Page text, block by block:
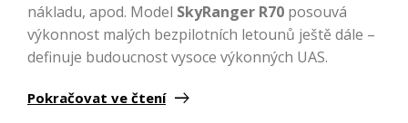
nákladu, apod. Model SkyRanger R70 posouvá
výkonnost malých bezpilotních letounů ještě dále –
definuje budoucnost vysoce výkonných UAS.
Pokračovat ve čtení